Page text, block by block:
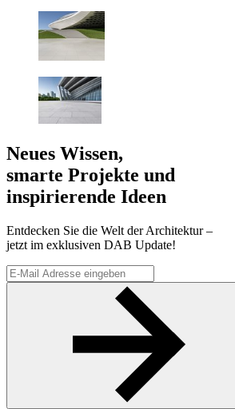
Neues Wissen,
smarte Projekte und
inspirierende Ideen
Entdecken Sie die Welt der Architektur –
jetzt im exklusiven DAB Update!